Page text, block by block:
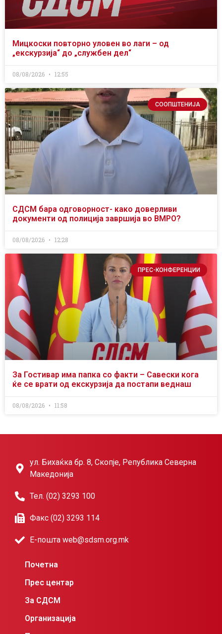
Мицкоски повторно уловен во лаги – од
„екскурзија“ до „службен дел“
08/08/2026 12:55
СООПШТЕНИЈА
СДСМ бара одговорност- како доверливи
документи од полиција завршија во ВМРО?
08/08/2026 12:28
ПРЕС-КОНФЕРЕНЦИИ
За Гостивар има папка со факти – Савески кога
ќе се врати од екскурзија да постапи веднаш
08/08/2026 11:58
ул. Бихаќка бр. 8, Скопје, Република Северна
Македонија
Тел. (02) 3293 100
Факс (02) 3293 114
Е-пошта web@sdsm.org.mk
Почетна
Прес центар
За СДСМ
Организација